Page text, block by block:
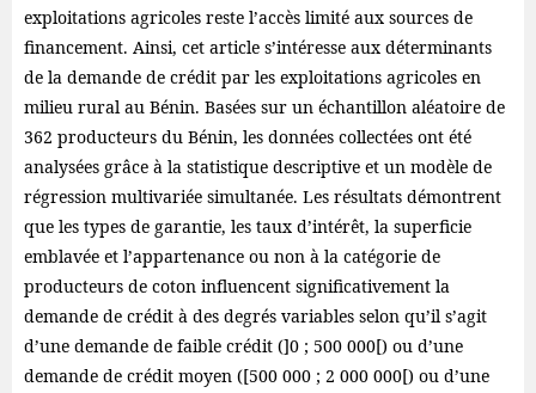
exploitations agricoles reste l’accès limité aux sources de
financement. Ainsi, cet article s’intéresse aux déterminants
de la demande de crédit par les exploitations agricoles en
milieu rural au Bénin. Basées sur un échantillon aléatoire de
362 producteurs du Bénin, les données collectées ont été
analysées grâce à la statistique descriptive et un modèle de
régression multivariée simultanée. Les résultats démontrent
que les types de garantie, les taux d’intérêt, la superficie
emblavée et l’appartenance ou non à la catégorie de
producteurs de coton influencent significativement la
demande de crédit à des degrés variables selon qu’il s’agit
d’une demande de faible crédit (]0 ; 500 000[) ou d’une
demande de crédit moyen ([500 000 ; 2 000 000[) ou d’une